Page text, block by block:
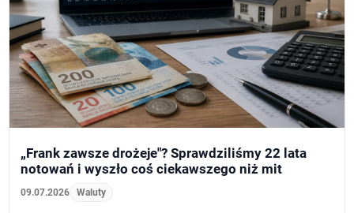
„Frank zawsze drożeje"? Sprawdziliśmy 22 lata
notowań i wyszło coś ciekawszego niż mit
09.07.2026 Waluty